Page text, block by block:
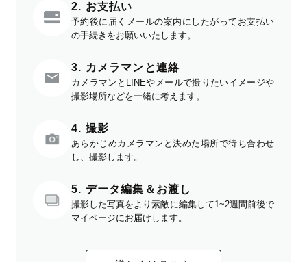
2. お支払い
予約後に届くメールの案内にしたがってお支払い
の手続きをお願いいたします。
3. カメラマンと連絡
カメラマンとLINEやメールで撮りたいイメージや
撮影場所などを一緒に考えます。
4. 撮影
あらかじめカメラマンと決めた場所で待ち合わせ
し、撮影します。
5. データ編集＆お渡し
撮影した写真をより素敵に編集して1~2週間前後で
マイページにお届けします。